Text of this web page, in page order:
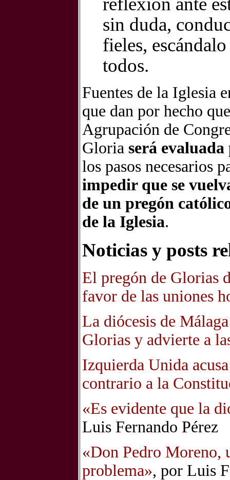
sin duda,
fieles,
todos.
Fuentes de la Iglesia
que dan por hecho
Agrupación de
Gloria será
los pasos necesarios
impedir que se
de un pregón
de la Iglesia.
Noticias y posts
El pregón de Glorias
favor de las uniones
La diócesis de
Glorias y advierte a
Izquierda Unida
contrario a la
«Es evidente que la
Luis Fernando Pérez
«Don Pedro Moreno,
problema», por Luis